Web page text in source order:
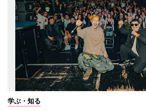
学ぶ・知る